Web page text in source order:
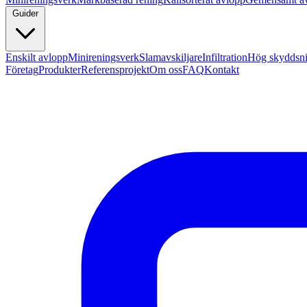
Guider
Enskilt avloppMinireningsverkSlamavskiljareInfiltrationHög
FöretagProdukterReferensprojektOm ossFAQKontakt